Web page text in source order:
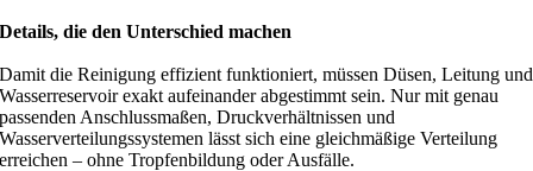
Details, die den Unterschied machen
Damit die Reinigung effizient funktioniert, müssen Düsen, Leitung und
Wasserreservoir exakt aufeinander abgestimmt sein. Nur mit genau
passenden Anschlussmaßen, Druckverhältnissen und
Wasserverteilungssystemen lässt sich eine gleichmäßige Verteilung
erreichen – ohne Tropfenbildung oder Ausfälle.